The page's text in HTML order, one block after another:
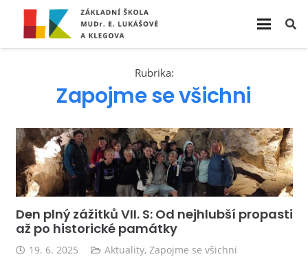
Rubrika:
Zapojme se všichni
Den plný zážitků VII. S: Od nejhlubší propasti
až po historické památky
19. 6. 2025 Aktuality,Zapojme se všichni